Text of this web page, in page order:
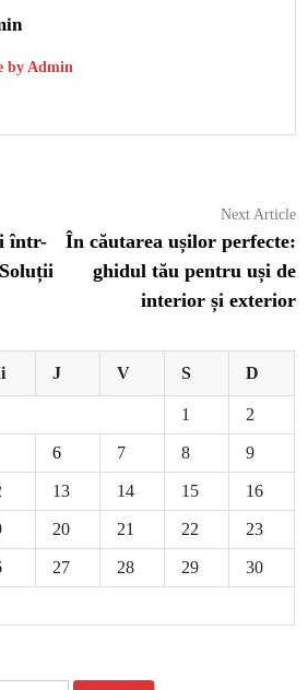
by Admin
într-
Next Article
În căutarea ușilor perfecte:
ghidul tău pentru uși de
interior și exterior
J V S D
1 2
6 7 8 9
13 14 15 16
20 21 22 23
27 28 29 30